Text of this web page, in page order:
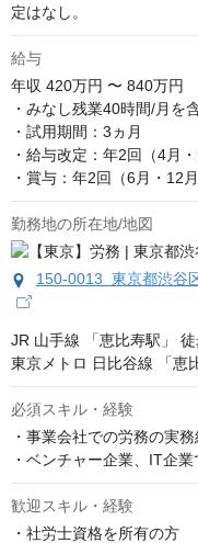
定はなし。
給与
年収 420万円 〜 840万円
・みなし残業40時間/月を
・試用期間：3ヵ月
・給与改定：年2回（4月・
・賞与：年2回（6月・12月
勤務地の所在地/地図
150-0013 東京都渋谷
JR 山手線 「恵比寿駅」
東京メトロ 日比谷線 「恵
必須スキル・経験
・事業会社での労務の実
・ベンチャー企業、IT企
歓迎スキル・経験
・社労士資格を所有の方